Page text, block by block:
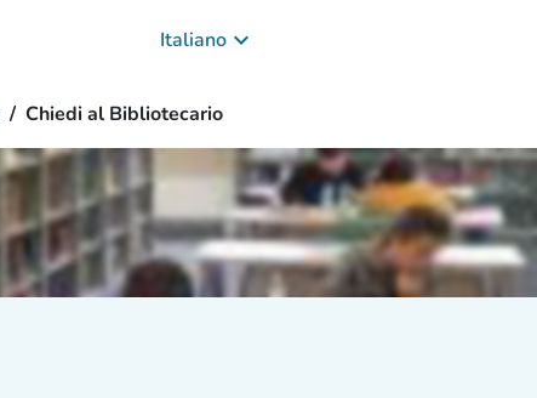
Italiano keyboard_arrow_down
Chiedi al Bibliotecario